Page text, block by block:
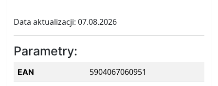
Data aktualizacji: 07.08.2026
Parametry:
EAN 5904067060951